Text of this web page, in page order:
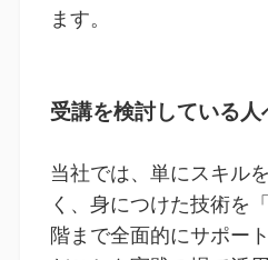
ます。
受講を検討している
当社では、単にスキル
く、身につけた技術を
階まで全面的にサポー